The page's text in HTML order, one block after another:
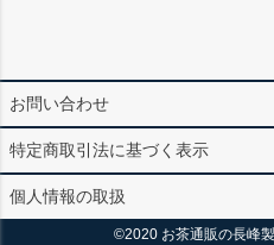
お問い合わせ
特定商取引法に基づく表示
個人情報の取扱
©2020 お茶通販の長峰